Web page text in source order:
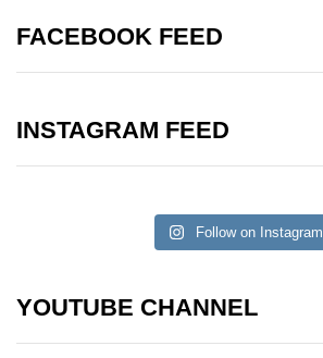
FACEBOOK FEED
INSTAGRAM FEED
Follow on Instagram
YOUTUBE CHANNEL